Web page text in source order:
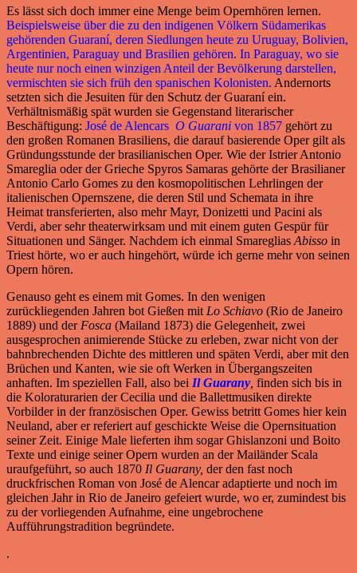
Es lässt sich doch immer eine Menge beim Opernhören lernen.
Beispielsweise über die zu den indigenen Völkern Südamerikas
gehörenden Guaraní, deren Siedlungen heute zu Uruguay, Bolivien,
Argentinien, Paraguay und Brasilien gehören. In Paraguay, wo sie
heute nur noch einen winzigen Anteil der Bevölkerung darstellen,
vermischten sie sich früh den spanischen Kolonisten. Andernorts
setzten sich die Jesuiten für den Schutz der Guaraní ein.
Verhältnismäßig spät wurden sie Gegenstand literarischer
Beschäftigung: José de Alencars O Guarani von 1857 gehört zu
den großen Romanen Brasiliens, die darauf basierende Oper gilt als
Gründungsstunde der brasilianischen Oper. Wie der Istrier Antonio
Smareglia oder der Grieche Spyros Samaras gehörte der Brasilianer
Antonio Carlo Gomes zu den kosmopolitischen Lehrlingen der
italienischen Opernszene, die deren Stil und Schemata in ihre
Heimat transferierten, also mehr Mayr, Donizetti und Pacini als
Verdi, aber sehr theaterwirksam und mit einem guten Gespür für
Situationen und Sänger. Nachdem ich einmal Smareglias Abisso in
Triest hörte, wo er auch hingehört, würde ich gerne mehr von seinen
Opern hören.
Genauso geht es einem mit Gomes. In den wenigen
zurückliegenden Jahren bot Gießen mit Lo Schiavo (Rio de Janeiro
1889) und der Fosca (Mailand 1873) die Gelegenheit, zwei
ausgesprochen animierende Stücke zu erleben, zwar nicht von der
bahnbrechenden Dichte des mittleren und späten Verdi, aber mit den
Brüchen und Kanten, wie sie oft Werken in Übergangszeiten
anhaften. Im speziellen Fall, also bei Il Guarany finden sich bis in
die Koloraturarien der Cecilia und die Ballettmusiken direkte
Vorbilder in der französischen Oper. Gewiss betritt Gomes hier kein
Neuland, aber er referiert auf geschickte Weise die Opernsituation
seiner Zeit. Einige Male lieferten ihm sogar Ghislanzoni und Boito
Texte und einige seiner Opern wurden an der Mailänder Scala
uraufgeführt, so auch 1870 Il Guarany, der den fast noch
druckfrischen Roman von José de Alencar adaptierte und noch im
gleichen Jahr in Rio de Janeiro gefeiert wurde, wo er, zumindest bis
zu der vorliegenden Aufnahme, eine ungebrochene
Aufführungstradition begründete.
.